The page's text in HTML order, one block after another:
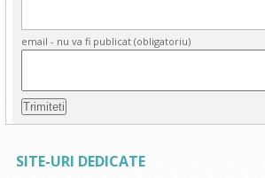
email - nu va fi publicat (obligatoriu)
SITE-URI DEDICATE